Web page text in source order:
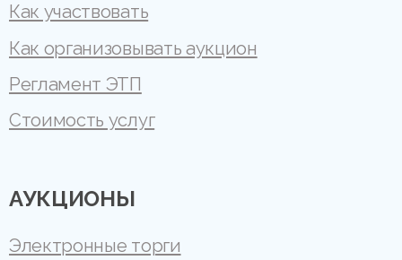
Как участвовать
Как организовывать аукцион
Регламент ЭТП
Стоимость услуг
АУКЦИОНЫ
Электронные торги